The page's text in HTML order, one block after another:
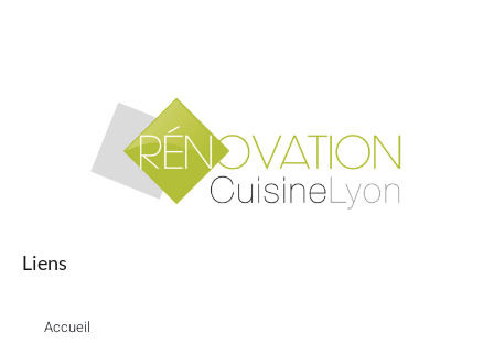
Liens
Accueil